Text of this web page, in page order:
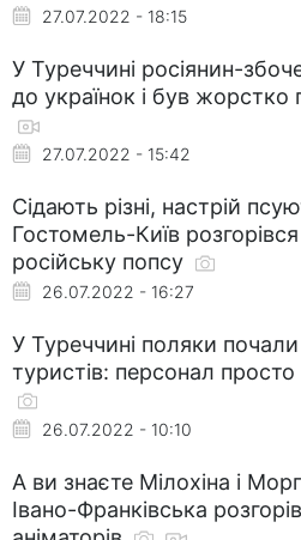
27.07.2022 - 18:15
У Туреччині росіянин-
до українок і був жорстко
27.07.2022 - 15:42
Сідають різні, настрій
Гостомель-Київ
російську попсу
26.07.2022 - 16:27
У Туреччині поляки
туристів: персонал просто
26.07.2022 - 10:10
А ви знаєте Мілохіна і
Івано-Франківська